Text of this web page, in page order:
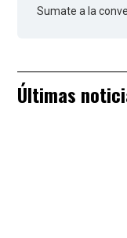
Sumate a la
Últimas